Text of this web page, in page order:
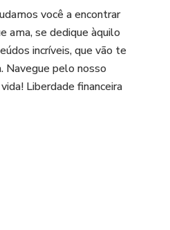
você a encontrar
ama, se dedique àquilo
incríveis, que vão te
Navegue pelo nosso
Liberdade financeira